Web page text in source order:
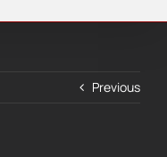
Previous